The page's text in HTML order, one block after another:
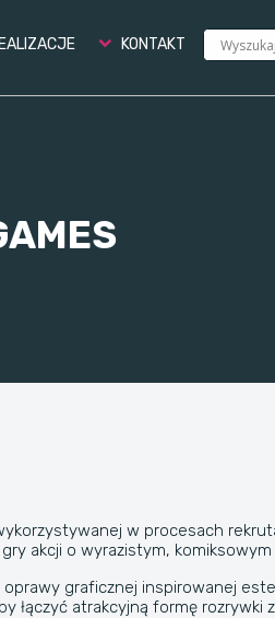
KONTAKT
w procesach
akcji o wyrazistym, komiksowym
graficznej inspirowanej
łączyć atrakcyjną formę